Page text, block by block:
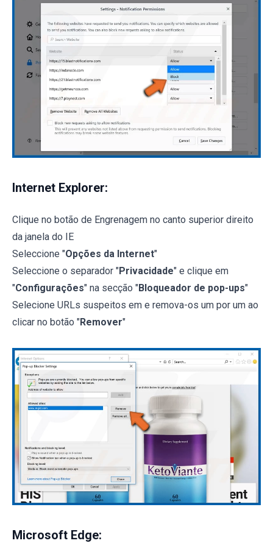
Internet Explorer:
Clique no botão de Engrenagem no canto superior direito
da janela do IE
Seleccione "Opções da Internet"
Seleccione o separador "Privacidade" e clique em
"Configurações" na secção "Bloqueador de pop-ups"
Selecione URLs suspeitos em e remova-os um por um ao
clicar no botão "Remover"
Microsoft Edge: